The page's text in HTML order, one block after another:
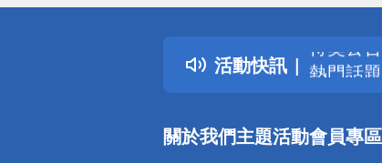
活動快訊
詐騙網
得獎公告
熱門話題
銀行優惠
詐騙網
關於我們主題活動會員專區